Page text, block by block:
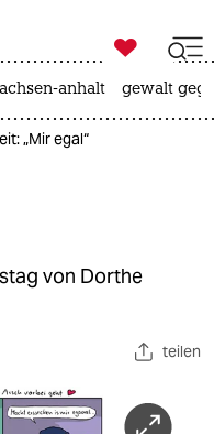

taz zahl ich
anhalt gewalt
„Mir egal“
von Dorthe
teilen